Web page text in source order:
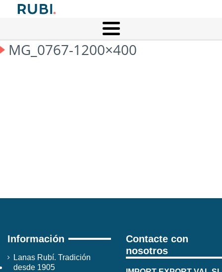
MG_0767-1200×400
Información
Lanas Rubí. Tradición
desde 1905
Contacte con
nosotros